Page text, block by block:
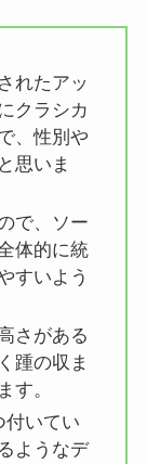
れたアッ
クラシカ
、性別や
思いま
で、ソー
体的に統
すいよう
さがある
踵の収ま
す。
付いてい
ようなデ